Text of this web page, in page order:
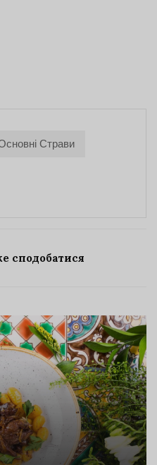
Страви
сподобатися